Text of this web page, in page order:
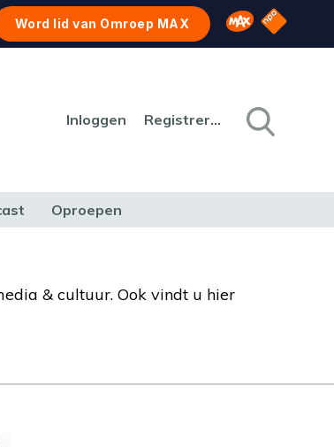
Word lid van Omroep MAX Omroep MAX
NPO
Inloggen Registreren
Oproepen
& cultuur. Ook vindt u hier